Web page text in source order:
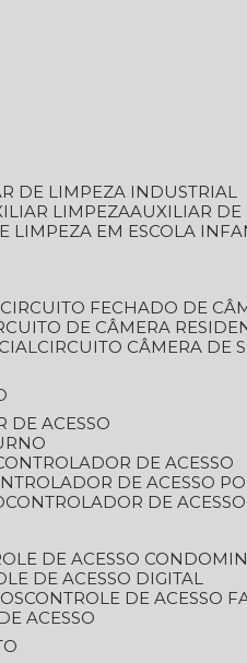
DE LIMPEZA INDUSTRIAL
LIMPEZA
AUXILIAR
LIMPEZA EM ESCOLA
CIRCUITO FECHADO DE
DE CÂMERA
CIRCUITO CÂMERA DE
DE ACESSO
DE ACESSO
DE ACESSO
CONTROLADOR DE ACESSO
DE ACESSO
DE ACESSO DIGITAL
CONTROLE DE ACESSO
ACESSO